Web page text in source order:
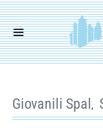
Giovanili Spal